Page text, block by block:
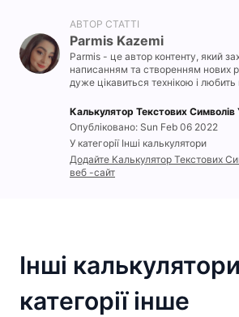
АВТОР СТАТТІ
Parmis Kazemi
Parmis - це автор контенту, який
написанням та створенням нових
дуже цікавиться технікою і
Калькулятор Текстових Символів
Опубліковано: Sun Feb 06 2022
У категорії Інші калькулятори
Додайте Калькулятор Текстових
веб -сайт
Інші
категорії інше